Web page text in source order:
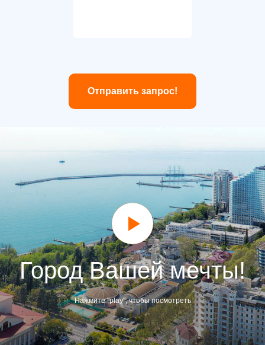
Отправить запрос!
Город Вашей мечты!
Нажмите "play", чтобы посмотреть